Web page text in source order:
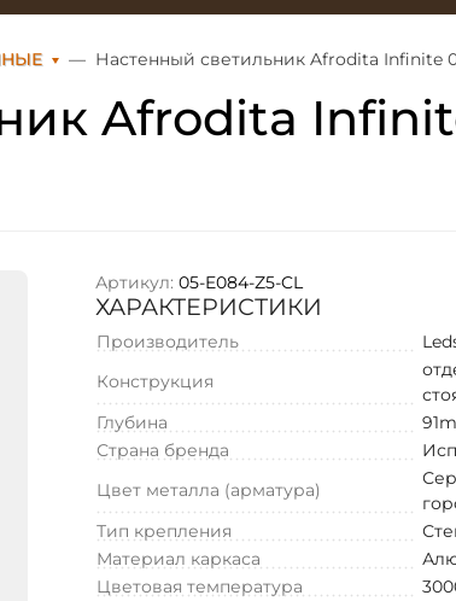
Настенный светильник Afrodita Infinite
Afrodita
Артикул: 05-E084-Z5-CL
ХАРАКТЕРИСТИКИ
Производитель
Конструкция
Глубина
Страна бренда
Цвет металла (арматура)
Тип крепления
Материал каркаса
Цветовая температура